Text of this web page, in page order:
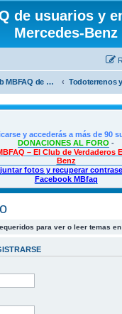
de usuarios y
Mercedes-Benz
Club MBFAQ de usuarios y entusiastas de Mercedes Benz Todoterrenos
y accederás a más de 90
DONACIONES AL FORO -
– El Club de Verdaderos
Benz
fotos y recuperar
Facebook MBfaq
para ver o leer temas en